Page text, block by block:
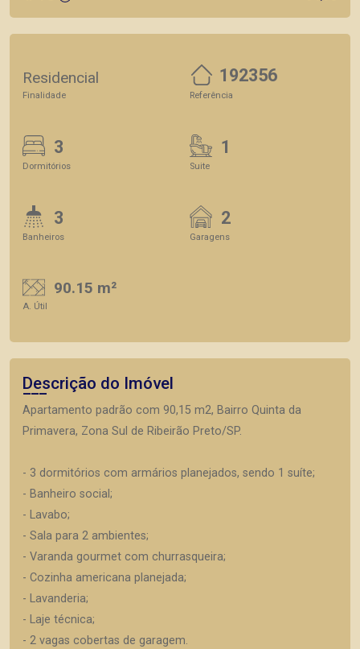
Residencial
Finalidade
192356
Referência
3
Dormitórios
1
Suite
3
Banheiros
2
Garagens
90.15 m²
A. Útil
Descrição do Imóvel
Apartamento padrão com 90,15 m2, Bairro Quinta da
Primavera, Zona Sul de Ribeirão Preto/SP.
- 3 dormitórios com armários planejados, sendo 1 suíte;
- Banheiro social;
- Lavabo;
- Sala para 2 ambientes;
- Varanda gourmet com churrasqueira;
- Cozinha americana planejada;
- Lavanderia;
- Laje técnica;
- 2 vagas cobertas de garagem.